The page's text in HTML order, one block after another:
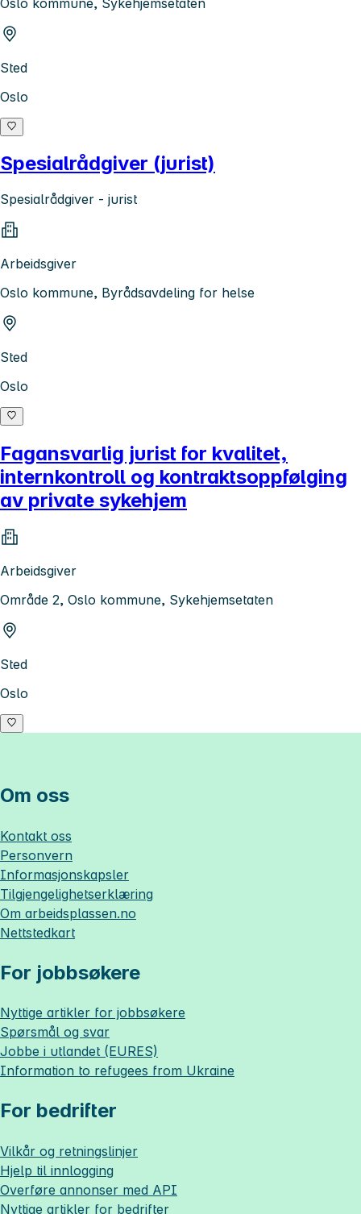
Oslo kommune, Sykehjemsetaten
Sted
Oslo
Spesialrådgiver (jurist)
Spesialrådgiver - jurist
Arbeidsgiver
Oslo kommune, Byrådsavdeling for helse
Sted
Oslo
Fagansvarlig jurist for kvalitet,
internkontroll og kontraktsoppfølging
av private sykehjem
Arbeidsgiver
Område 2, Oslo kommune, Sykehjemsetaten
Sted
Oslo
Om oss
Kontakt oss
Personvern
Informasjonskapsler
Tilgjengelighetserklæring
Om arbeidsplassen.no
Nettstedkart
For jobbsøkere
Nyttige artikler for jobbsøkere
Spørsmål og svar
Jobbe i utlandet (EURES)
Information to refugees from Ukraine
For bedrifter
Vilkår og retningslinjer
Hjelp til innlogging
Overføre annonser med API
Nyttige artikler for bedrifter